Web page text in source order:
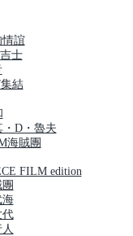
情誼
士
結
・D・魯夫
海賊團
FILM edition
海
代